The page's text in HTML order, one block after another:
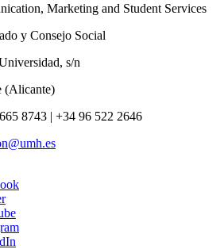
Marketing and Student Services
y Consejo Social
s/n
(Alicante)
8743 | +34 96 522 2646